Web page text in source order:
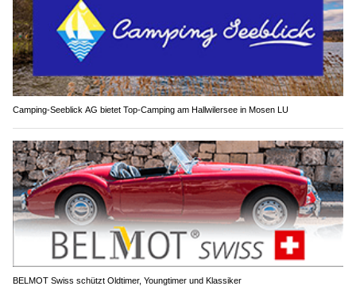
Camping-Seeblick AG bietet Top-Camping am Hallwilersee in Mosen LU
BELMOT Swiss schützt Oldtimer, Youngtimer und Klassiker